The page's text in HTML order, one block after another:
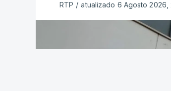
RTP / atualizado 6 Agosto 2026,